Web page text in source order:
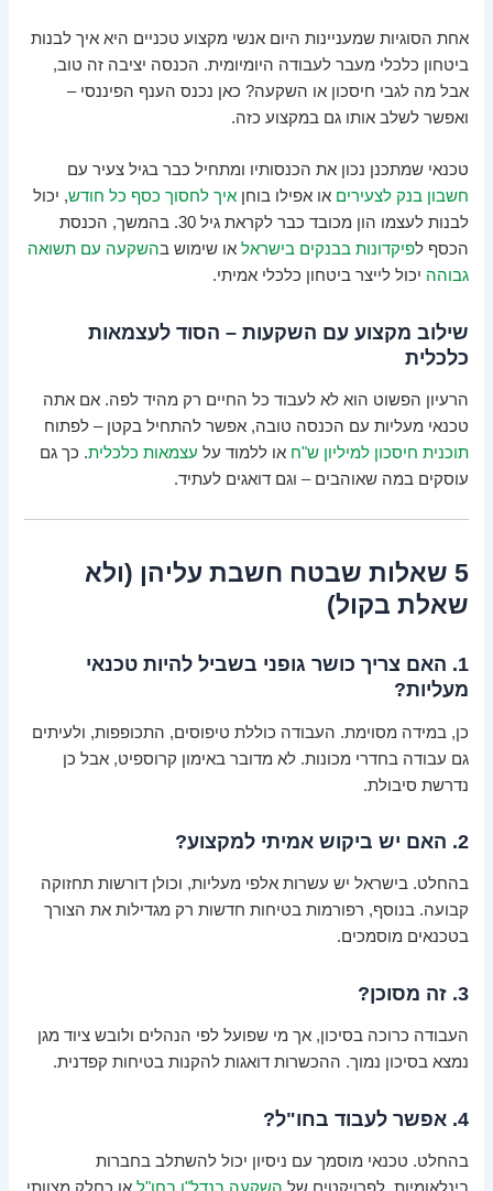
אחת הסוגיות שמעניינות היום אנשי מקצוע טכניים היא איך לבנות
ביטחון כלכלי מעבר לעבודה היומיומית. הכנסה יציבה זה טוב,
אבל מה לגבי חיסכון או השקעה? כאן נכנס הענף הפיננסי –
ואפשר לשלב אותו גם במקצוע כזה.
טכנאי שמתכנן נכון את הכנסותיו ומתחיל כבר בגיל צעיר עם
חשבון בנק לצעירים או אפילו בוחןאיך לחסוך כסף כל חודש, יכול
לבנות לעצמו הון מכובד כבר לקראת גיל 30. בהמשך, הכנסת
הכסף לפיקדונות בבנקים בישראל או שימוש בהשקעה עם תשואה
גבוהה יכול לייצר ביטחון כלכלי אמיתי.
שילוב מקצוע עם השקעות – הסוד לעצמאות
כלכלית
הרעיון הפשוט הוא לא לעבוד כל החיים רק מהיד לפה. אם אתה
טכנאי מעליות עם הכנסה טובה, אפשר להתחיל בקטן – לפתוח
תוכנית חיסכון למיליון ש"ח או ללמוד על עצמאות כלכלית. כך גם
עוסקים במה שאוהבים – וגם דואגים לעתיד.
5 שאלות שבטח חשבת עליהן (ולא
שאלת בקול)
1. האם צריך כושר גופני בשביל להיות טכנאי
מעליות?
כן, במידה מסוימת. העבודה כוללת טיפוסים, התכופפות, ולעיתים
גם עבודה בחדרי מכונות. לא מדובר באימון קרוספיט, אבל כן
נדרשת סיבולת.
2. האם יש ביקוש אמיתי למקצוע?
בהחלט. בישראל יש עשרות אלפי מעליות, וכולן דורשות תחזוקה
קבועה. בנוסף, רפורמות בטיחות חדשות רק מגדילות את הצורך
בטכנאים מוסמכים.
3. זה מסוכן?
העבודה כרוכה בסיכון, אך מי שפועל לפי הנהלים ולובש ציוד מגן
נמצא בסיכון נמוך. ההכשרות דואגות להקנות בטיחות קפדנית.
4. אפשר לעבוד בחו"ל?
בהחלט. טכנאי מוסמך עם ניסיון יכול להשתלב בחברות